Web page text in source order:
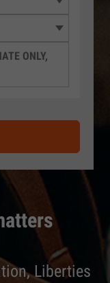
Liberties
ONLY,